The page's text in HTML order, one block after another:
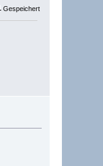
Gespeichert